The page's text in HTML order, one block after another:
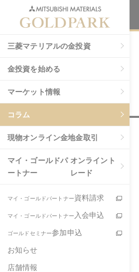
三菱マテリアルの金投資
金投資を始める
マーケット情報
コラム
現物オンライン金地金取引
マイ・ゴールドパ
ートナー
オンライント
レード
マイ・ゴールドパートナー資料請求
マイ・ゴールドパートナー 入会申込
ゴールドセミナー参加申込
お知らせ
店舗情報